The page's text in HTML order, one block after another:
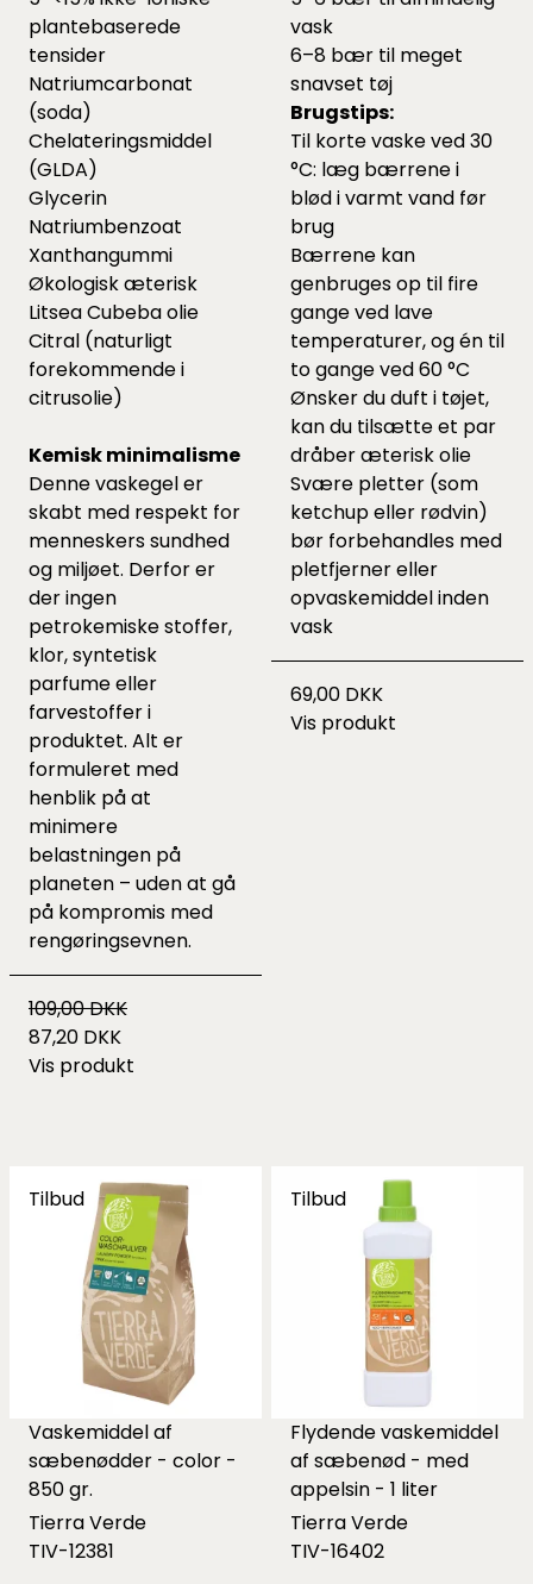
plantebaserede
tensider
Natriumcarbonat
(soda)
Chelateringsmiddel
(GLDA)
Glycerin
Natriumbenzoat
Xanthangummi
Økologisk æterisk
Litsea Cubeba olie
Citral (naturligt
forekommende i
citrusolie)
Kemisk minimalisme
Denne vaskegel er
skabt med respekt for
menneskers sundhed
og miljøet. Derfor er
der ingen
petrokemiske stoffer,
klor, syntetisk
parfume eller
farvestoffer i
produktet. Alt er
formuleret med
henblik på at
minimere
belastningen på
planeten – uden at gå
på kompromis med
rengøringsevnen.
109,00 DKK
87,20 DKK
Vis produkt
vask
6–8 bær til meget
snavset tøj
Brugstips:
Til korte vaske ved 30
°C: læg bærrene i
blød i varmt vand før
brug
Bærrene kan
genbruges op til fire
gange ved lave
temperaturer, og én til
to gange ved 60 °C
Ønsker du duft i tøjet,
kan du tilsætte et par
dråber æterisk olie
Svære pletter (som
ketchup eller rødvin)
bør forbehandles med
pletfjerner eller
opvaskemiddel inden
vask
69,00 DKK
Vis produkt
Tilbud
Vaskemiddel af
sæbenødder - color -
850 gr.
Tierra Verde
TIV-12381
Tilbud
Flydende vaskemiddel
af sæbenød - med
appelsin - 1 liter
Tierra Verde
TIV-16402